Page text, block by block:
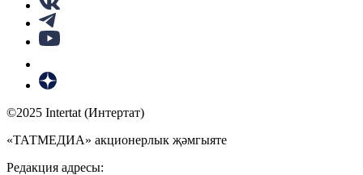
©2025 Intertat (Интертат)
«ТАТМЕДИА» акционерлык җәмгыяте
Редакция адресы: